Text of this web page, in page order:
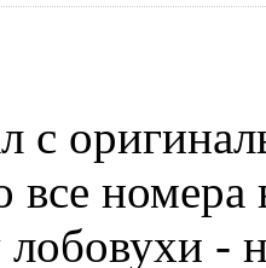
с
все
-